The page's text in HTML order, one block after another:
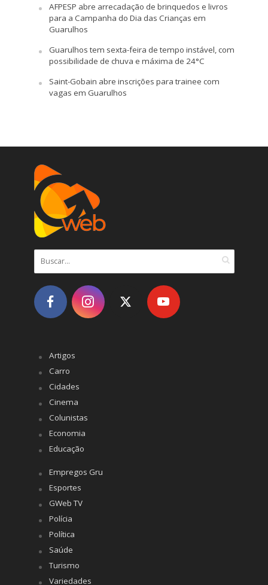
AFPESP abre arrecadação de brinquedos e livros
para a Campanha do Dia das Crianças em
Guarulhos
Guarulhos tem sexta-feira de tempo instável, com
possibilidade de chuva e máxima de 24°C
Saint-Gobain abre inscrições para trainee com
vagas em Guarulhos
Artigos
Carro
Cidades
Cinema
Colunistas
Economia
Educação
Empregos Gru
Esportes
GWeb TV
Polícia
Política
Saúde
Turismo
Variedades